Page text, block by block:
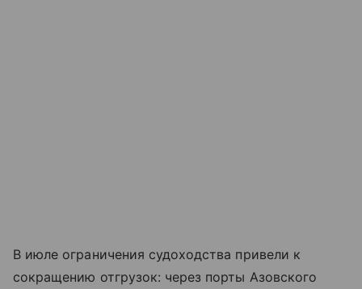
В июле ограничения судоходства привели к
сокращению отгрузок: через порты Азовского